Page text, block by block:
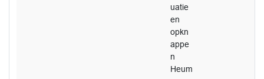
uatie
en
opkn
appe
n
Heum